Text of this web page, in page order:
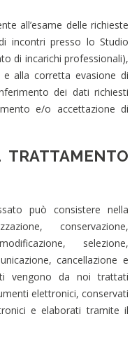
all’esame delle richieste
incontri presso lo Studio
di incarichi professionali),
e alla corretta evasione di
dei dati richiesti
e/o accettazione di
può consistere nella
conservazione,
selezione,
cancellazione e
vengono da noi trattati
elettronici, conservati
e elaborati tramite il